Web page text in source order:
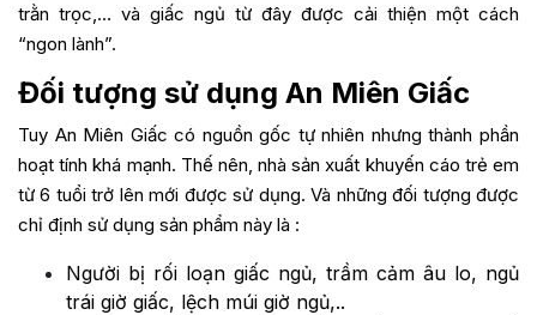
trằn trọc,… và giấc ngủ từ đây được cải thiện một cách
“ngon lành”.
Đối tượng sử dụng An Miên Giấc
Tuy An Miên Giấc có nguồn gốc tự nhiên nhưng thành phần
hoạt tính khá mạnh. Thế nên, nhà sản xuất khuyến cáo trẻ em
từ 6 tuổi trở lên mới được sử dụng. Và những đối tượng được
chỉ định sử dụng sản phẩm này là :
Người bị rối loạn giấc ngủ, trầm cảm âu lo, ngủ
trái giờ giấc, lệch múi giờ ngủ,..